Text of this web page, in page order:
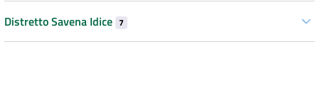
Distretto Savena Idice 7